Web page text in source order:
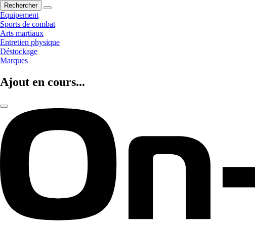
Rechercher
Equipement
Sports de combat
Arts martiaux
Entretien physique
Déstockage
Marques
Ajout en cours...